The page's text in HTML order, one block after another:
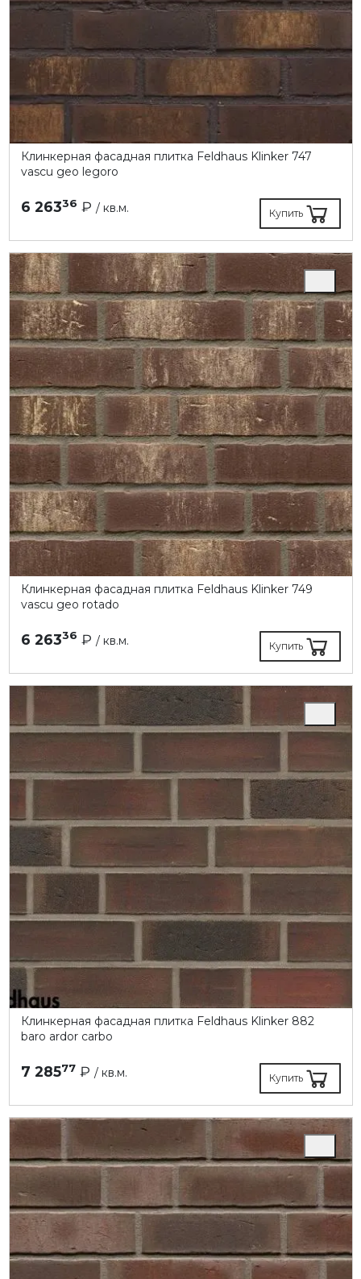
Клинкерная фасадная плитка Feldhaus Klinker 747
vascu geo legoro
6 26336 ₽ / кв.м. Купить
Клинкерная фасадная плитка Feldhaus Klinker 749
vascu geo rotado
6 26336 ₽ / кв.м. Купить
Клинкерная фасадная плитка Feldhaus Klinker 882
baro ardor carbo
7 28577₽ / кв.м. Купить